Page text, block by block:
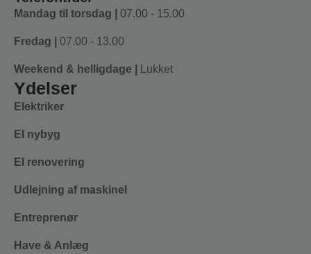
Mandag til torsdag | 07.00 - 15.00
Fredag | 07.00 - 13.00
Weekend & helligdage | Lukket
Ydelser
Elektriker
El nybyg
El renovering
Udlejning af maskinel
Entreprenør
Have & Anlæg